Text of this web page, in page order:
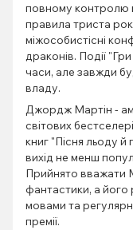
повному контролю
правила триста
міжособистісні
драконів. Події
часи, але завжди
владу.
Джордж Мартін -
світових
книг "Пісня льоду й
вихід не менш
Прийнято вважати
фантастики, а
мовами та
премії.